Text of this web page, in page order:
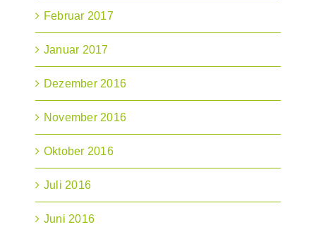
Februar 2017
Januar 2017
Dezember 2016
November 2016
Oktober 2016
Juli 2016
Juni 2016